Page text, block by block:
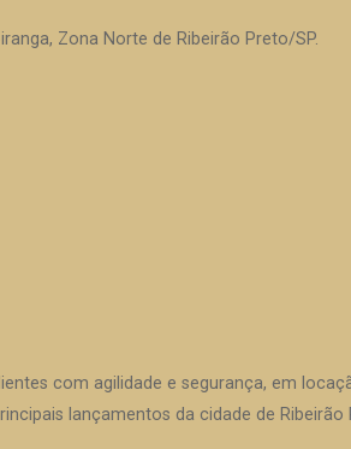
Zona Norte de Ribeirão Preto/SP.
com agilidade e segurança, em
lançamentos da cidade de Ribeirão